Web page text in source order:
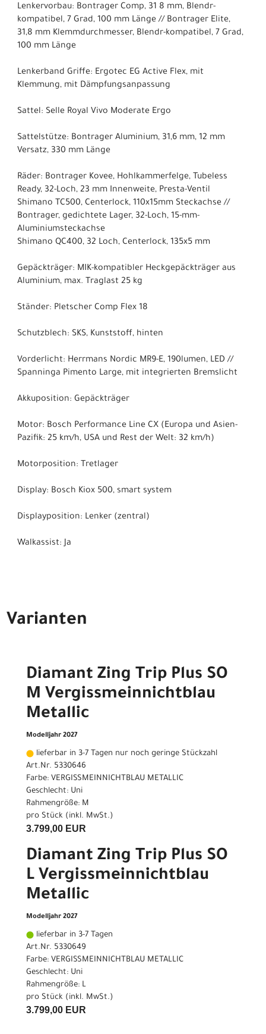
Lenkervorbau: Bontrager Comp, 31 8 mm, Blendr-
kompatibel, 7 Grad, 100 mm Länge // Bontrager Elite,
31,8 mm Klemmdurchmesser, Blendr-kompatibel, 7 Grad,
100 mm Länge
Lenkerband Griffe: Ergotec EG Active Flex, mit
Klemmung, mit Dämpfungsanpassung
Sattel: Selle Royal Vivo Moderate Ergo
Sattelstütze: Bontrager Aluminium, 31,6 mm, 12 mm
Versatz, 330 mm Länge
Räder: Bontrager Kovee, Hohlkammerfelge, Tubeless
Ready, 32-Loch, 23 mm Innenweite, Presta-Ventil
Shimano TC500, Centerlock, 110x15mm Steckachse //
Bontrager, gedichtete Lager, 32-Loch, 15-mm-
Aluminiumsteckachse
Shimano QC400, 32 Loch, Centerlock, 135x5 mm
Gepäckträger: MIK-kompatibler Heckgepäckträger aus
Aluminium, max. Traglast 25 kg
Ständer: Pletscher Comp Flex 18
Schutzblech: SKS, Kunststoff, hinten
Vorderlicht: Herrmans Nordic MR9-E, 190lumen, LED //
Spanninga Pimento Large, mit integrierten Bremslicht
Akkuposition: Gepäckträger
Motor: Bosch Performance Line CX (Europa und Asien-
Pazifik: 25 km/h, USA und Rest der Welt: 32 km/h)
Motorposition: Tretlager
Display: Bosch Kiox 500, smart system
Displayposition: Lenker (zentral)
Walkassist: Ja
Varianten
Diamant Zing Trip Plus SO
M Vergissmeinnichtblau
Metallic
Modelljahr 2027
lieferbar in 3-7 Tagen nur noch geringe Stückzahl
Art.Nr. 5330646
Farbe: VERGISSMEINNICHTBLAU METALLIC
Geschlecht: Uni
Rahmengröße: M
pro Stück (inkl. MwSt.)
3.799,00 EUR
Diamant Zing Trip Plus SO
L Vergissmeinnichtblau
Metallic
Modelljahr 2027
lieferbar in 3-7 Tagen
Art.Nr. 5330649
Farbe: VERGISSMEINNICHTBLAU METALLIC
Geschlecht: Uni
Rahmengröße: L
pro Stück (inkl. MwSt.)
3.799,00 EUR